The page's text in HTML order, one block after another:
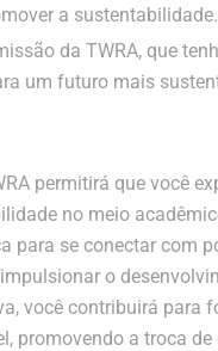
a sustentabilidade.
da TWRA, que
um futuro mais
permitirá que você
no meio
para se conectar com
o
você contribuirá para
promovendo a troca